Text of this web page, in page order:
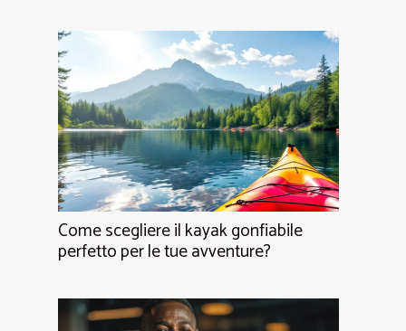
Come scegliere il kayak gonfiabile
perfetto per le tue avventure?